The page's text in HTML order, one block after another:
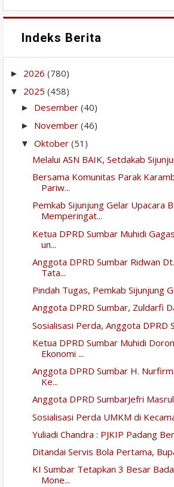
Indeks Berita
► 2026 (780)
▼ 2025 (458)
► Desember (40)
► November (46)
▼ Oktober (51)
Melalui ASN BAIK, Setdakab
Bersama Komunitas Parak
Pariw...
Pemkab Sijunjung Gelar Upacara
Memperingat...
Ketua DPRD Sumbar Muhidi
un...
Anggota DPRD Sumbar Ridwan
Tata...
Pindah Tugas, Pemkab Sijunjung
Anggota DPRD Sumbar, Zuldarfi
Sosialisasi Perda, Anggota DPRD
Ketua DPRD Sumbar Muhidi
Ekonomi ...
Anggota DPRD Sumbar H.
Ke...
Anggota DPRD SumbarJefri
Sosialisasi Perda UMKM di
Yuliadi Chandra : PJKIP Padang
Ditandai Servis Bola Pertama,
KI Sumbar Tetapkan 3 Besar
Mone...